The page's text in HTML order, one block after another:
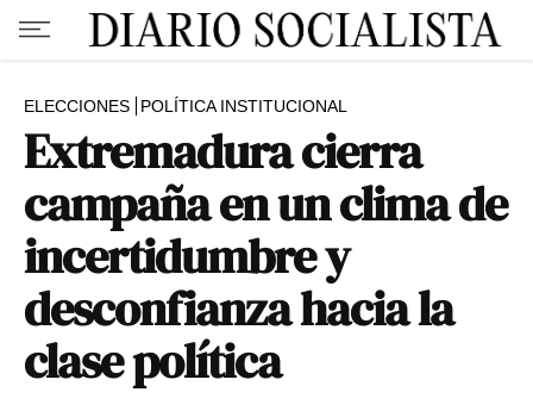
ELECCIONES POLÍTICA INSTITUCIONAL
Extremadura cierra
campaña en un clima de
incertidumbre y
desconfianza hacia la
clase política